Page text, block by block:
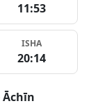
11:53
ISHA
20:14
Āchīn